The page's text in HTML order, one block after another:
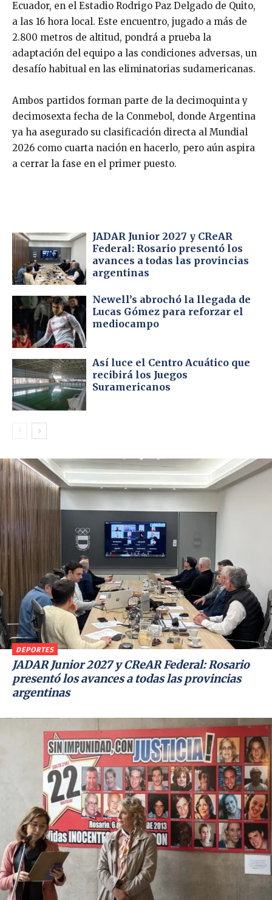
Ecuador, en el Estadio Rodrigo Paz Delgado de Quito,
a las 16 hora local. Este encuentro, jugado a más de
2.800 metros de altitud, pondrá a prueba la
adaptación del equipo a las condiciones adversas, un
desafío habitual en las eliminatorias sudamericanas.
Ambos partidos forman parte de la decimoquinta y
decimosexta fecha de la Conmebol, donde Argentina
ya ha asegurado su clasificación directa al Mundial
2026 como cuarta nación en hacerlo, pero aún aspira
a cerrar la fase en el primer puesto.
JADAR Junior 2027 y CReAR
Federal: Rosario presentó los
avances a todas las provincias
argentinas
Newell’s abrochó la llegada de
Lucas Gómez para reforzar el
mediocampo
Así luce el Centro Acuático que
recibirá los Juegos
Suramericanos
DEPORTES
JADAR Junior 2027 y CReAR Federal: Rosario
presentó los avances a todas las provincias
argentinas